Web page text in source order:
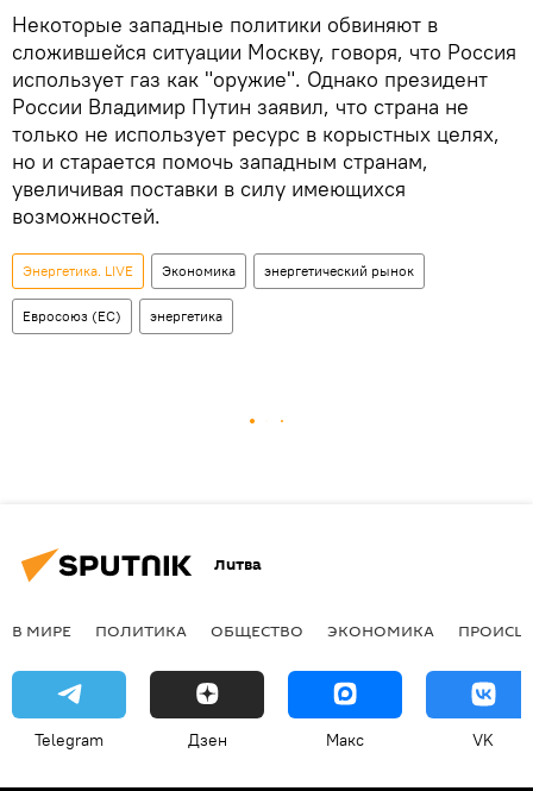
Некоторые западные политики обвиняют в
сложившейся ситуации Москву, говоря, что Россия
использует газ как "оружие". Однако президент
России Владимир Путин заявил, что страна не
только не использует ресурс в корыстных целях,
но и старается помочь западным странам,
увеличивая поставки в силу имеющихся
возможностей.
Энергетика. LIVE Экономика энергетический рынок
Евросоюз (ЕС) энергетика
Литва
В МИРЕ ПОЛИТИКА ОБЩЕСТВО ЭКОНОМИКА
Telegram Дзен Макс VK